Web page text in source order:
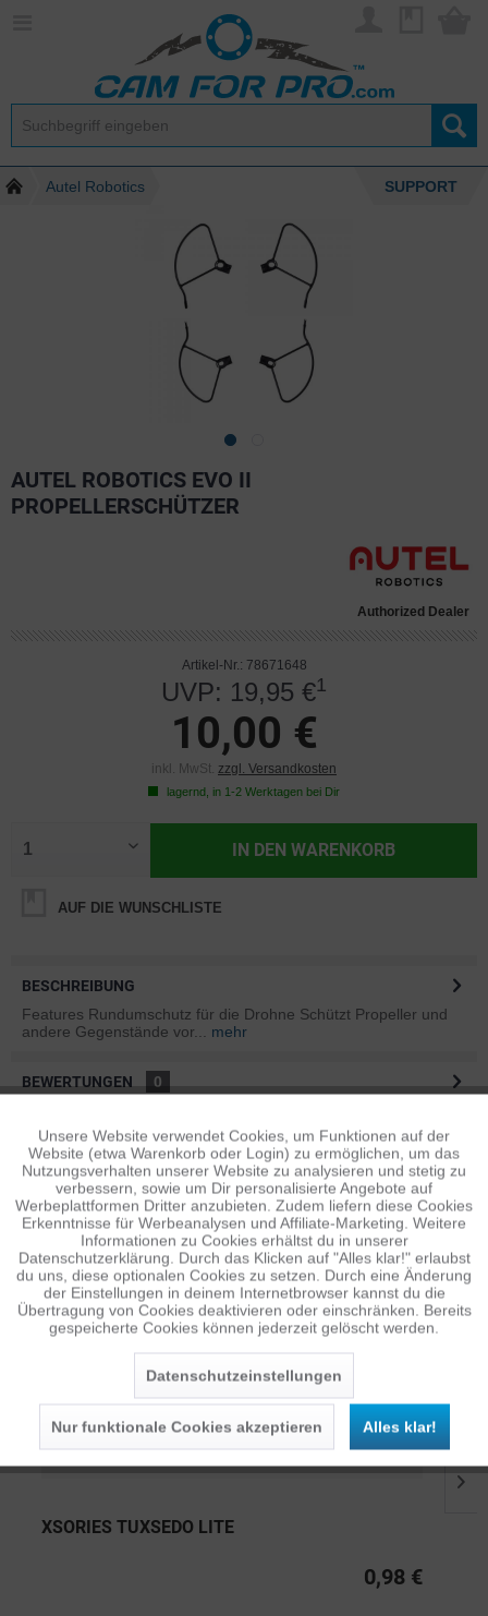
Autel Robotics SUPPORT
AUTEL ROBOTICS EVO II
PROPELLERSCHÜTZER
Authorized Dealer
Artikel-Nr.: 78671648
UVP: 19,95 €1
10,00 €
inkl. MwSt. zzgl. Versandkosten
lagernd, in 1-2 Werktagen bei Dir
IN DEN WARENKORB
AUF DIE WUNSCHLISTE
BESCHREIBUNG
Features Rundumschutz für die Drohne Schützt Propeller und
andere Gegenstände vor...
mehr
BEWERTUNGEN
0
ÄHNLICHE ARTIKEL
Diese Artikel sind dem Produkt ähnlich ...mehr
Persönliche Empfehlungen
XSORIES TUXSEDO LITE
0,98 €
Funktionale Aktiv
Tracking Inaktiv
Personalisierung Inaktiv
Service Inaktiv
Unsere Website verwendet Cookies, um Funktionen auf der
Website (etwa Warenkorb oder Login) zu ermöglichen, um das
Nutzungsverhalten unserer Website zu analysieren und stetig zu
verbessern, sowie um Dir personalisierte Angebote auf
Werbeplattformen Dritter anzubieten. Zudem liefern diese Cookies
Erkenntnisse für Werbeanalysen und Affiliate-Marketing. Weitere
Informationen zu Cookies erhältst du in unserer
Datenschutzerklärung. Durch das Klicken auf "Alles klar!" erlaubst
du uns, diese optionalen Cookies zu setzen. Durch eine Änderung
der Einstellungen in deinem Internetbrowser kannst du die
Übertragung von Cookies deaktivieren oder einschränken. Bereits
gespeicherte Cookies können jederzeit gelöscht werden.
Datenschutzeinstellungen
Nur funktionale Cookies akzeptieren Alles klar!